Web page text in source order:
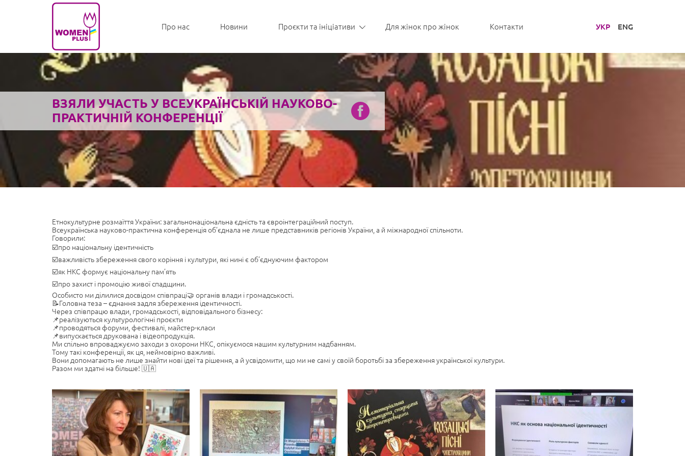
ВЗЯЛИ УЧАСТЬ У ВСЕУКРАЇНСЬКІЙ НАУКОВО-
ПРАКТИЧНІЙ КОНФЕРЕНЦІЇ
Етнокультурне розмаїття України: загальнонаціональна єдність та євроінтеграційний поступ.
Всеукраїнська науково-практична конференція об’єднала не лише представників регіонів України, а й міжнародної спільноти.
Говорили:
☑️про національну ідентичність
☑️важливість збереження свого коріння і культури, які нині є об’єднуючим фактором
☑️як НКС формує національну пам’ять
☑️про захист і промоцію живої спадщини.
Особисто ми ділилися досвідом співпраці🤝 органів влади і громадськості.
📝Головна теза – єднання задля збереження ідентичності.
Через співпрацю влади, громадськості, відповідального бізнесу:
📌реалізуються культурологічні проєкти
📌проводяться форуми, фестивалі, майстер-класи
📌випускається друкована і відеопродукція.
Ми спільно впроваджуємо заходи з охорони НКС, опікуємося нашим культурним надбанням.
Тому такі конференції, як ця, неймовірно важливі.
Вони допомагають не лише знайти нові ідеї та рішення, а й усвідомити, що ми не самі у своїй боротьбі за збереження української культури.
Разом ми здатні на більше! 🇺🇦
Про нас Новини Проєкти та ініціативи Для жінок про жінок Контакти УКР ENG